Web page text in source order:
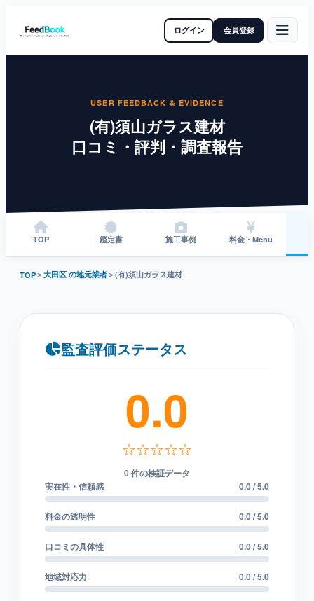
ログイン 会員登録
USER FEEDBACK & EVIDENCE
(有)須山ガラス建材
口コミ・評判・調査報告
TOP 鑑定書 施工事例 料金・Menu
TOP＞大田区 の地元業者＞(有)須山ガラス建材
監査評価ステータス
0.0
☆☆☆☆☆
0 件の検証データ
実在性・信頼感
0.0 / 5.0
料金の透明性 0.0 / 5.0
口コミの具体性 0.0 / 5.0
地域対応力 0.0 / 5.0